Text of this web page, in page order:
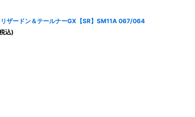
リザードン＆テールナーGX【SR】SM11A 067/064
込)